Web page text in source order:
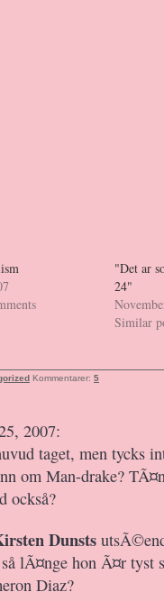
"Det ar
24"
Similar
Kommentarer: 5
2007:
taget, men tycks
om Man-drake?
också?
Dunsts
lÃ¤nge hon Ã¤r tyst
Diaz?